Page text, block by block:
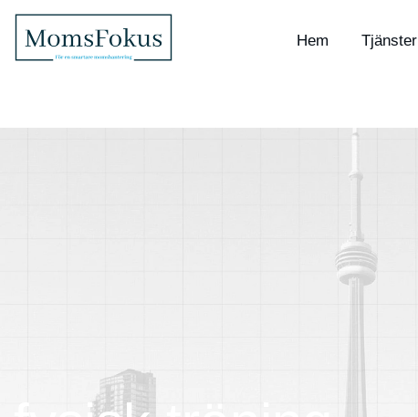
Hem Tjänster